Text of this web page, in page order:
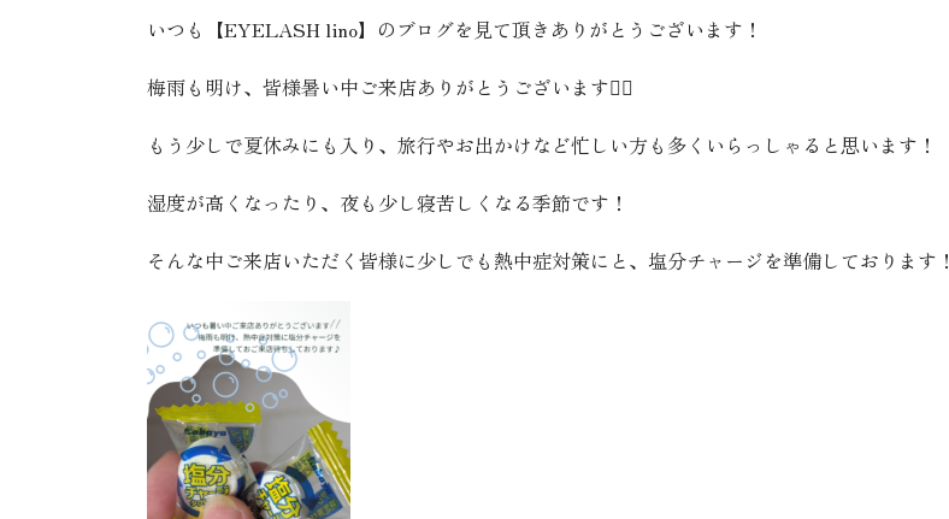
いつも【EYELASH lino】のブログを見て頂きありがとうございます！
梅雨も明け、皆様暑い中ご来店ありがとうございます🙂‍↕️
もう少しで夏休みにも入り、旅行やお出かけなど忙しい方も多くいらっしゃると思います！
湿度が高くなったり、夜も少し寝苦しくなる季節です！
そんな中ご来店いただく皆様に少しでも熱中症対策にと、塩分チャージを準備しております！